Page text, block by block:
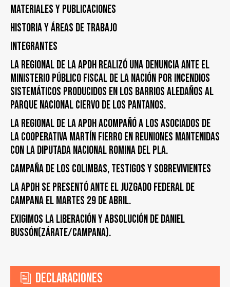
Materiales y publicaciones
Historia y áreas de trabajo
Integrantes
LA REGIONAL DE LA APDH REALIZÓ UNA DENUNCIA ANTE EL
MINISTERIO PÚBLICO FISCAL DE LA NACIÓN POR INCENDIOS
SISTEMÁTICOS PRODUCIDOS EN LOS BARRIOS ALEDAÑOS AL
PARQUE NACIONAL CIERVO DE LOS PANTANOS.
LA REGIONAL DE LA APDH ACOMPAÑÓ A LOS ASOCIADOS DE
LA COOPERATIVA MARTÍN FIERRO EN REUNIONES MANTENIDAS
CON LA DIPUTADA NACIONAL ROMINA DEL PLA.
CAMPAÑA DE LOS COLIMBAS, TESTIGOS y SOBREVIVIENTES
LA APDH SE PRESENTÓ ANTE EL JUZGADO FEDERAL DE
CAMPANA EL MARTES 29 DE ABRIL.
EXIGIMOS LA LIBERACIÓN Y ABSOLUCIÓN DE DANIEL
BUSSÓN(ZÁRATE/CAMPANA).
Declaraciones